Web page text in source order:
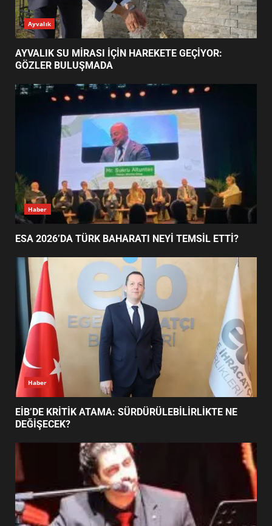
2
ESA 2026’DA TÜRK BAHARATI
NEYİ TEMSİL ETTİ?
EİB’DE KRİTİK ATAMA:
SÜRDÜRÜLEBİLİRLİKTE NE
DEĞİŞECEK?
4
EDREMİT’İN GURURU TÜRKİYE
FİNALİNDE NE BAŞARDI?
5
UZATILDI: NE DEĞİŞTİ?
6
BURHANİYE SATRANÇ
TURNUVASI KAYITLARI NEYİ
DEĞİŞTİRİYOR?
BURHANİYE BELEDİYESPOR’DA
YENİ YÖNETİM NASIL
Ayvalık
AYVALIK SU MİRASI İÇİN HAREKETE GEÇİYOR:
GÖZLER BULUŞMADA
Haber
ESA 2026’DA TÜRK BAHARATI NEYİ TEMSİL ETTİ?
Haber
EİB’DE KRİTİK ATAMA: SÜRDÜRÜLEBİLİRLİKTE NE
DEĞİŞECEK?